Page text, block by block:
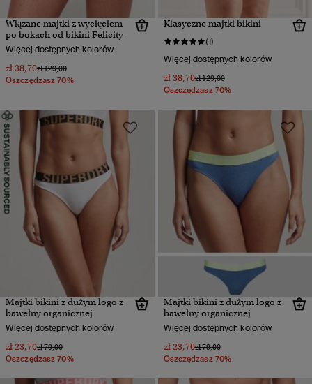
Wiązane majtki z wycięciem
po bokach od bikini Felicity
Więcej dostępnych kolorów
zł 38,70Cena obniżona od
zł 129,00do
Oszczędzasz 70%
Klasyczne majtki bikini
(1)
Więcej dostępnych kolorów
zł 38,70Cena obniżona od
zł 129,00do
Oszczędzasz 70%
Majtki bikini z dużym logo z
bawełny organicznej
Więcej dostępnych kolorów
zł 23,70Cena obniżona od
zł 79,00do
Oszczędzasz 70%
Majtki bikini z dużym logo z
bawełny organicznej
Więcej dostępnych kolorów
zł 23,70Cena obniżona od
zł 79,00do
Oszczędzasz 70%